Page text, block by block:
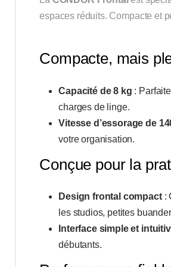
espaces réduits. Compacte et
Compacte, mais
Capacité de 8 kg :
charges de linge.
Vitesse d’essorage de
votre organisation.
Conçue pour la
Design frontal compact:
les studios, petites
Interface simple et
débutants.